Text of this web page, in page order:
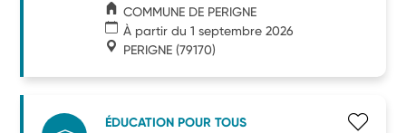
COMMUNE DE PERIGNE
À partir du 1 septembre 2026
PERIGNE (79170)
ÉDUCATION POUR TOUS